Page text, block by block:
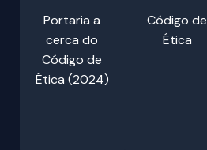
Portaria a
cerca do
Código de
Ética (2024)
Código de
Ética